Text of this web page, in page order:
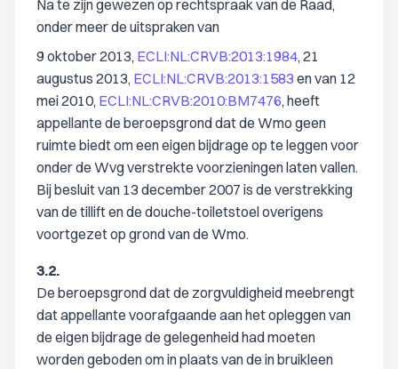
Na te zijn gewezen op rechtspraak van de Raad,
onder meer de uitspraken van
9 oktober 2013, ECLI:NL:CRVB:2013:1984, 21
augustus 2013, ECLI:NL:CRVB:2013:1583 en van 12
mei 2010, ECLI:NL:CRVB:2010:BM7476, heeft
appellante de beroepsgrond dat de Wmo geen
ruimte biedt om een eigen bijdrage op te leggen voor
onder de Wvg verstrekte voorzieningen laten vallen.
Bij besluit van 13 december 2007 is de verstrekking
van de tillift en de douche-toiletstoel overigens
voortgezet op grond van de Wmo.
3.2.
De beroepsgrond dat de zorgvuldigheid meebrengt
dat appellante voorafgaande aan het opleggen van
de eigen bijdrage de gelegenheid had moeten
worden geboden om in plaats van de in bruikleen